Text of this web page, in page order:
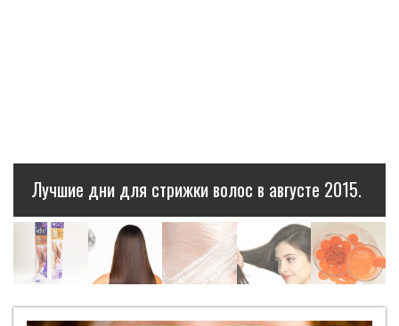
Лучшие дни для стрижки волос в августе 2015.